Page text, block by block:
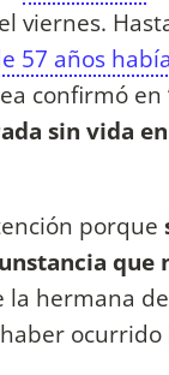
viernes.
57 años
confirmó
sin vida
porque
que
la hermana de